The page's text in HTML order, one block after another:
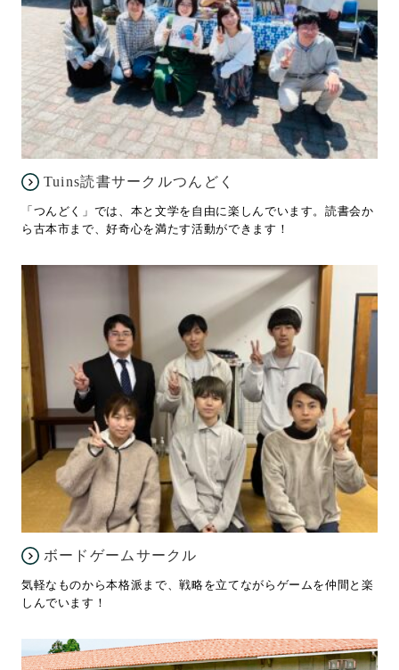
Tuins読書サークルつんどく
「つんどく」では、本と文学を自由に楽しんでいます。読書会か
ら古本市まで、好奇心を満たす活動ができます！
ボードゲームサークル
気軽なものから本格派まで、戦略を立てながらゲームを仲間と楽
しんでいます！